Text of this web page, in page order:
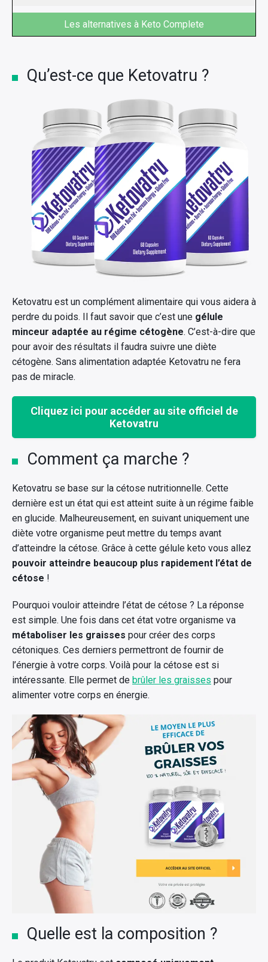
Les alternatives à Keto Complete
Qu’est-ce que Ketovatru ?
Ketovatru est un complément alimentaire qui vous aidera à
perdre du poids. Il faut savoir que c’est une gélule
minceur adaptée au régime cétogène. C’est-à-dire que
pour avoir des résultats il faudra suivre une diète
cétogène. Sans alimentation adaptée Ketovatru ne fera
pas de miracle.
Cliquez ici pour accéder au site officiel de
Ketovatru
Comment ça marche ?
Ketovatru se base sur la cétose nutritionnelle. Cette
dernière est un état qui est atteint suite à un régime faible
en glucide. Malheureusement, en suivant uniquement une
diète votre organisme peut mettre du temps avant
d’atteindre la cétose. Grâce à cette gélule keto vous allez
pouvoir atteindre beaucoup plus rapidement l’état de
cétose !
Pourquoi vouloir atteindre l’état de cétose ? La réponse
est simple. Une fois dans cet état votre organisme va
métaboliser les graisses pour créer des corps
cétoniques. Ces derniers permettront de fournir de
l’énergie à votre corps. Voilà pour la cétose est si
intéressante. Elle permet de brûler les graisses pour
alimenter votre corps en énergie.
Quelle est la composition ?